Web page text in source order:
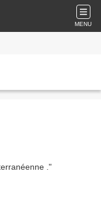
MENU